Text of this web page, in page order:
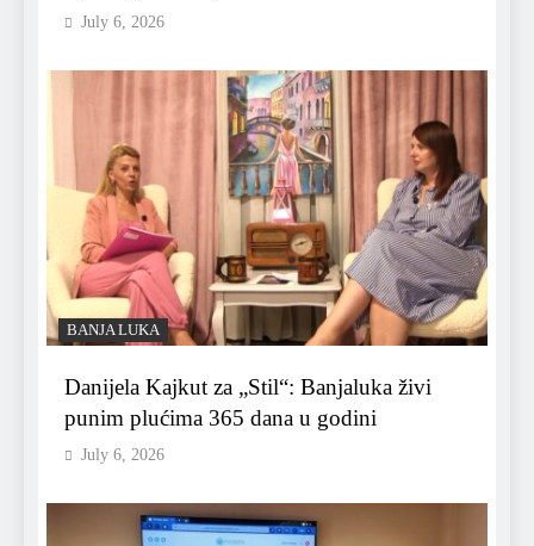
July 6, 2026
BANJA LUKA
Danijela Kajkut za „Stil“: Banjaluka živi
punim plućima 365 dana u godini
July 6, 2026